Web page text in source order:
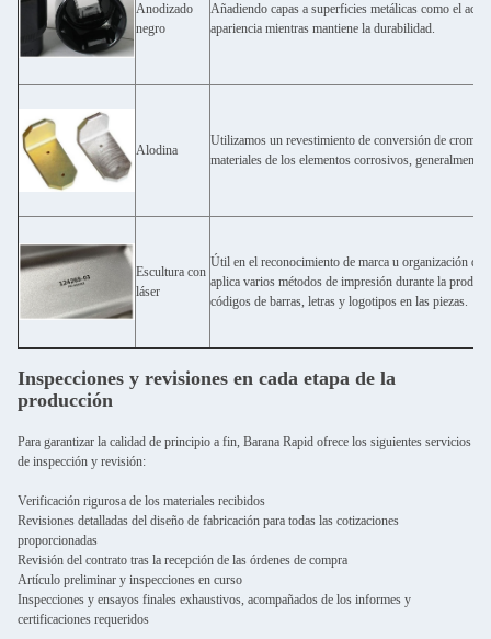
Anodizado
negro
Añadiendo capas a superficies metálicas como el
apariencia mientras mantiene la durabilidad.
Alodina
Utilizamos un revestimiento de conversión de
materiales de los elementos corrosivos, generalmente
Escultura con
láser
Útil en el reconocimiento de marca u organización de
aplica varios métodos de impresión durante la
códigos de barras, letras y logotipos en las piezas.
Inspecciones y revisiones en cada etapa de la
producción
Para garantizar la calidad de principio a fin, Barana Rapid ofrece los siguientes servicios
de inspección y revisión:
Verificación rigurosa de los materiales recibidos
Revisiones detalladas del diseño de fabricación para todas las cotizaciones
proporcionadas
Revisión del contrato tras la recepción de las órdenes de compra
Artículo preliminar y inspecciones en curso
Inspecciones y ensayos finales exhaustivos, acompañados de los informes y
certificaciones requeridos